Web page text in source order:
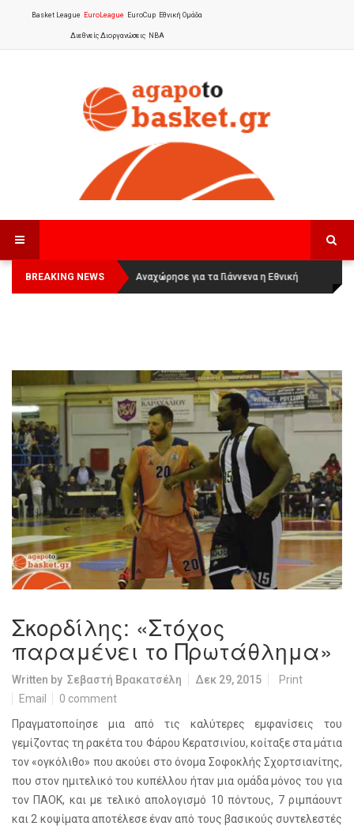
Basket League EuroLeague EuroCup Εθνική Ομάδα
Διεθνείς Διοργανώσεις NBA
BREAKING NEWS
Οι Πάνθηρες Καβάλας στην Women
Basketball League 1
Αναχώρησε για τα Γιάννενα η Εθνική
Γυναικών:
Σκορδίλης: «Στόχος
παραμένει το Πρωτάθλημα»
Written by Σεβαστή Βρακατσέλη Δεκ 29, 2015
Print
Email
0 comment
Πραγματοποίησε μια από τις καλύτερες εμφανίσεις του
γεμίζοντας τη ρακέτα του Φάρου Κερατσινίου, κοίταξε στα μάτια
τον «ογκόλιθο» που ακούει στο όνομα Σοφοκλής Σχορτσιανίτης,
που στον ημιτελικό του κυπέλλου ήταν μια ομάδα μόνος του για
τον ΠΑΟΚ, και με τελικό απολογισμό 10 πόντους, 7 ριμπάουντ
και 2 κοψίματα αποτέλεσε έναν από τους βασικούς συντελεστές